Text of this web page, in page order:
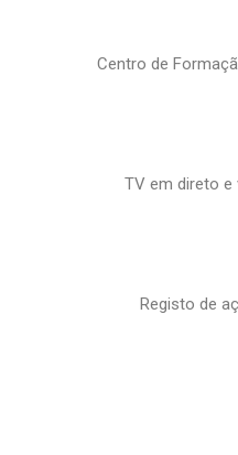
Centro de
TV em direto e
Registo de